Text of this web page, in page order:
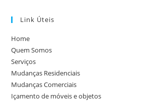
Link Úteis
Home
Quem Somos
Serviços
Mudanças Residenciais
Mudanças Comerciais
Içamento de móveis e objetos